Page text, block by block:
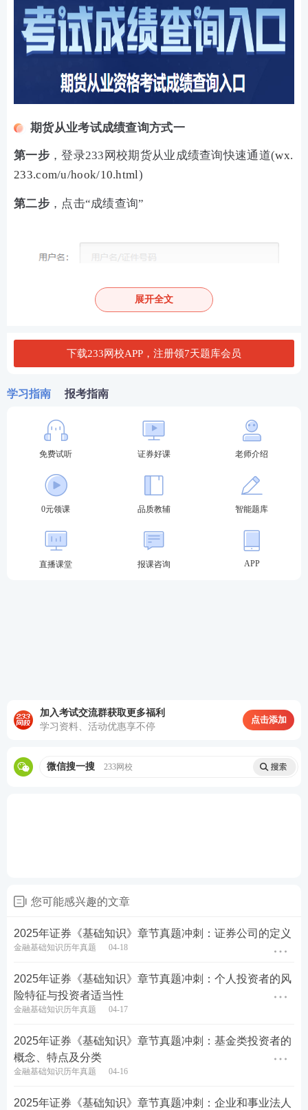
期货从业考试成绩查询方式一
第一步，登录233网校期货从业成绩查询快速通道(wx.
233.com/u/hook/10.html)
第二步，点击“成绩查询”
第一步：登录中国期货业协会。（
http://link.233.com/
15079/）
第三步：输入姓名、身份证号码以及验证码-点击查
第四步：点击考生照片下方的查看照片-就可以打印
展开全文
下载233网校APP，注册领7天题库会员
学习指南 报考指南
免费试听 证券好课 老师介绍
0元领课 品质教辅 智能题库
直播课堂 报课咨询 APP
加入考试交流群获取更多福利
学习资料、活动优惠享不停
点击添加
微信搜一搜 233网校
您可能感兴趣的文章
2025年证券《基础知识》章节真题冲刺：证券公司的定义
金融基础知识历年真题 04-18
2025年证券《基础知识》章节真题冲刺：个人投资者的风
险特征与投资者适当性
金融基础知识历年真题 04-17
2025年证券《基础知识》章节真题冲刺：基金类投资者的
概念、特点及分类
金融基础知识历年真题 04-16
2025年证券《基础知识》章节真题冲刺：企业和事业法人